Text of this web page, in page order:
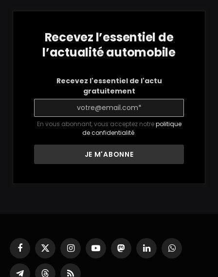
Recevez l’essentiel de
l’actualité automobile
Recevez l'essentiel de l'actu
gratuitement
En vous abonnant, vous acceptez notrepolitique
de confidentialité.
Facebook
X
(Twitter)
InstagramYouTubeMastodonLinkedInWhatsApp